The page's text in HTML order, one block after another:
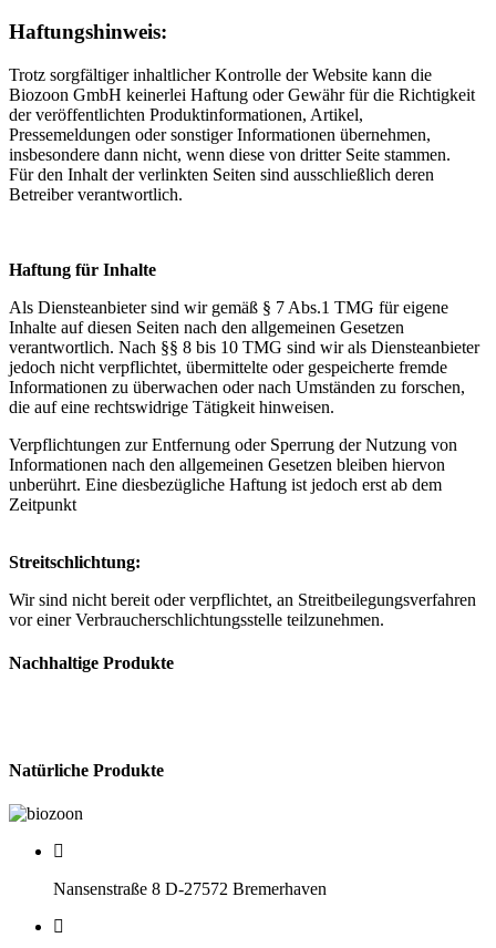
Haftungshinweis:
Trotz sorgfältiger inhaltlicher Kontrolle der Website kann die
Biozoon GmbH keinerlei Haftung oder Gewähr für die Richtigkeit
der veröffentlichten Produktinformationen, Artikel,
Pressemeldungen oder sonstiger Informationen übernehmen,
insbesondere dann nicht, wenn diese von dritter Seite stammen.
Für den Inhalt der verlinkten Seiten sind ausschließlich deren
Betreiber verantwortlich.
Haftung für Inhalte
Als Diensteanbieter sind wir gemäß § 7 Abs.1 TMG für eigene
Inhalte auf diesen Seiten nach den allgemeinen Gesetzen
verantwortlich. Nach §§ 8 bis 10 TMG sind wir als Diensteanbieter
jedoch nicht verpflichtet, übermittelte oder gespeicherte fremde
Informationen zu überwachen oder nach Umständen zu forschen,
die auf eine rechtswidrige Tätigkeit hinweisen.
Verpflichtungen zur Entfernung oder Sperrung der Nutzung von
Informationen nach den allgemeinen Gesetzen bleiben hiervon
unberührt. Eine diesbezügliche Haftung ist jedoch erst ab dem
Zeitpunkt
Streitschlichtung:
Wir sind nicht bereit oder verpflichtet, an Streitbeilegungsverfahren
vor einer Verbraucherschlichtungsstelle teilzunehmen.
Nachhaltige Produkte
Natürliche Produkte
Nansenstraße 8 D-27572 Bremerhaven